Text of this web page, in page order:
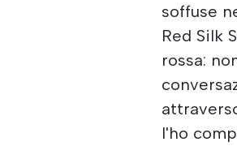
soffuse
Red Silk
rossa:
l'ho